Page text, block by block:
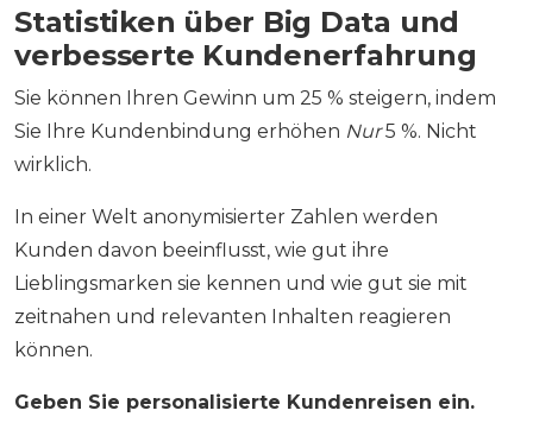
Statistiken über Big Data und
verbesserte Kundenerfahrung
Sie können Ihren Gewinn um 25 % steigern, indem
Sie Ihre Kundenbindung erhöhen Nur5 %. Nicht
wirklich.
In einer Welt anonymisierter Zahlen werden
Kunden davon beeinflusst, wie gut ihre
Lieblingsmarken sie kennen und wie gut sie mit
zeitnahen und relevanten Inhalten reagieren
können.
Geben Sie personalisierte Kundenreisen ein.